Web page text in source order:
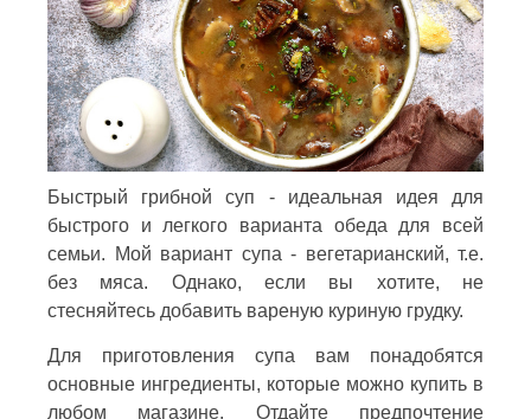
Быстрый грибной суп - идеальная идея для
быстрого и легкого варианта обеда для всей
семьи. Мой вариант супа - вегетарианский, т.е.
без мяса. Однако, если вы хотите, не
стесняйтесь добавить вареную куриную грудку.
Для приготовления супа вам понадобятся
основные ингредиенты, которые можно купить в
любом магазине. Отдайте предпочтение